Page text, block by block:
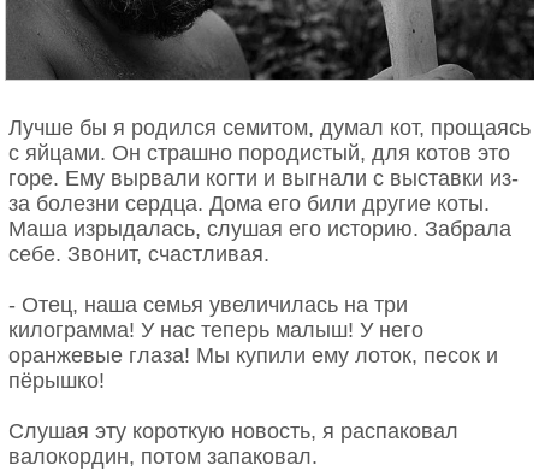
Лучше бы я родился семитом, думал кот, прощаясь
с яйцами. Он страшно породистый, для котов это
горе. Ему вырвали когти и выгнали с выставки из-
за болезни сердца. Дома его били другие коты.
Маша изрыдалась, слушая его историю. Забрала
себе. Звонит, счастливая.
- Отец, наша семья увеличилась на три
килограмма! У нас теперь малыш! У него
оранжевые глаза! Мы купили ему лоток, песок и
пёрышко!
Слушая эту короткую новость, я распаковал
валокордин, потом запаковал.